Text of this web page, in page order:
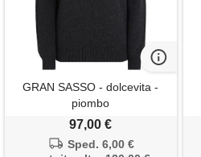
GRAN SASSO - dolcevita -
piombo
97,00 €
Sped. 6,00 €